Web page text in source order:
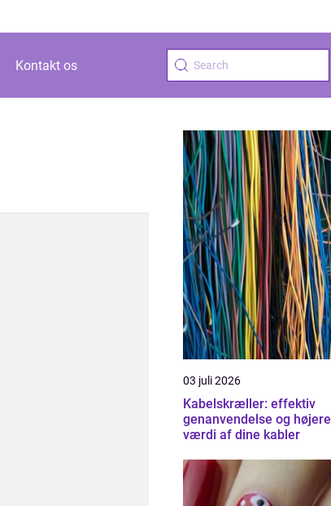
Kontakt os
03 juli 2026
Kabelskræller: effektiv
genanvendelse og højere
værdi af dine kabler